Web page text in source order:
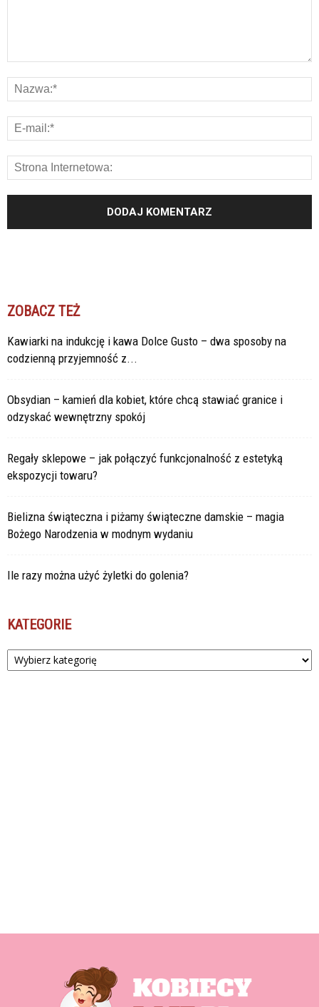
ZOBACZ TEŻ
Kawiarki na indukcję i kawa Dolce Gusto – dwa sposoby na
codzienną przyjemność z...
Obsydian – kamień dla kobiet, które chcą stawiać granice i
odzyskać wewnętrzny spokój
Regały sklepowe – jak połączyć funkcjonalność z estetyką
ekspozycji towaru?
Bielizna świąteczna i piżamy świąteczne damskie – magia
Bożego Narodzenia w modnym wydaniu
Ile razy można użyć żyletki do golenia?
KATEGORIE
Kategorie